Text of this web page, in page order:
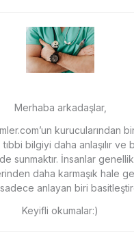
Merhaba arkadaşlar,
kurucularından
tıbbi bilgiyi daha anlaşılır ve
sunmaktır. İnsanlar
daha karmaşık hale
anlayan biri
Keyifli okumalar:)